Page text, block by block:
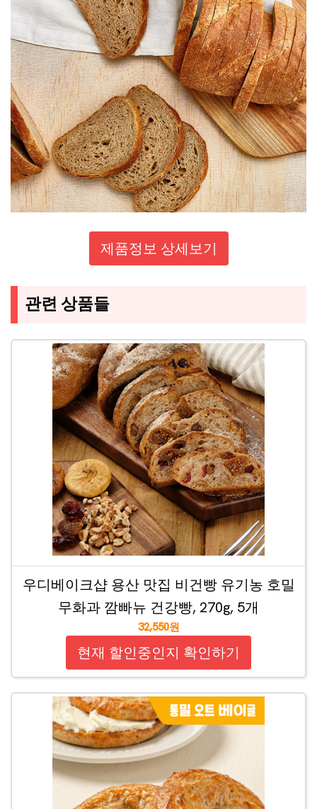
제품정보 상세보기
관련 상품들
우디베이크샵 용산 맛집 비건빵 유기농 호밀
무화과 깜빠뉴 건강빵, 270g, 5개
32,550원
현재 할인중인지 확인하기